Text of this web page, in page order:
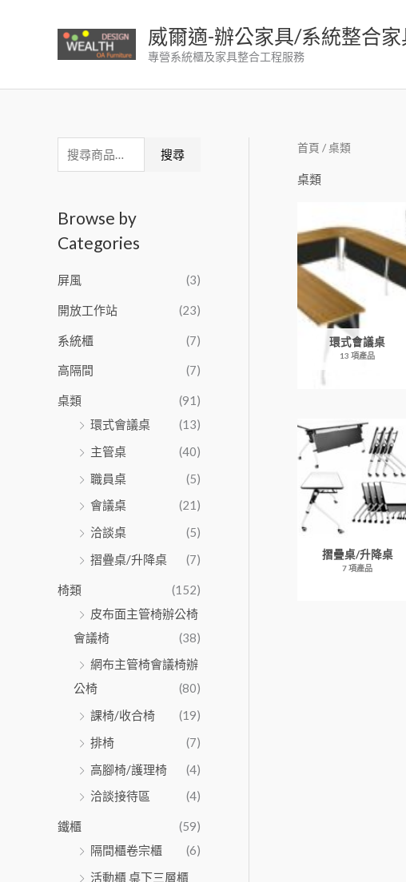
威爾適-辦公家具/系統整合家
專營系統櫃及家具整合工程服務
搜
尋
鍵
字
搜尋
Browse by
Categories
屏風 (3)
開放工作站 (23)
系統櫃 (7)
高隔間 (7)
桌類
(91)
環式會議桌
(13)
主管桌
(40)
職員桌
(5)
會議桌
(21)
洽談桌
(5)
摺疊桌/升降桌
(7)
椅類
(152)
皮布面主管椅辦公椅
會議椅
(38)
網布主管椅會議椅辦
公椅
(80)
課椅/收合椅
(19)
排椅
(7)
高腳椅/護理椅
(4)
洽談接待區
(4)
鐵櫃
(59)
隔間櫃卷宗櫃
(6)
活動櫃 桌下三層櫃
首頁 / 桌類
桌類
環式會議桌
13 項產品
摺疊桌/升降桌
7 項產品